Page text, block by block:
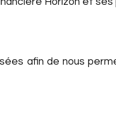
afin de nous